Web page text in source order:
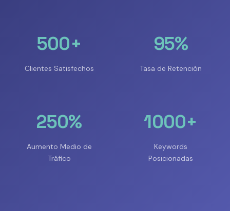
500+
Clientes Satisfechos
95%
Tasa de Retención
250%
Aumento Medio de
Tráfico
1000+
Keywords
Posicionadas